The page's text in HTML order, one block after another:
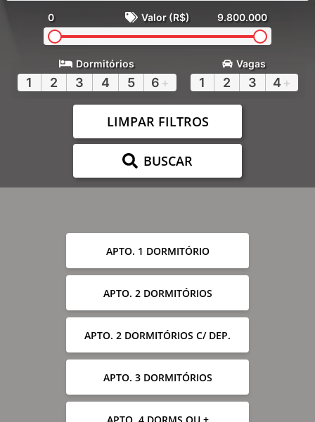
0 Valor (R$) 9.800.000
Dormitórios
1 2 3 4 5 6 +
Vagas
1 2 3 4 +
LIMPAR FILTROS
BUSCAR
APTO. 1 DORMITÓRIO
APTO. 2 DORMITÓRIOS
APTO. 2 DORMITÓRIOS C/ DEP.
APTO. 3 DORMITÓRIOS
APTO. 4 DORMS OU +